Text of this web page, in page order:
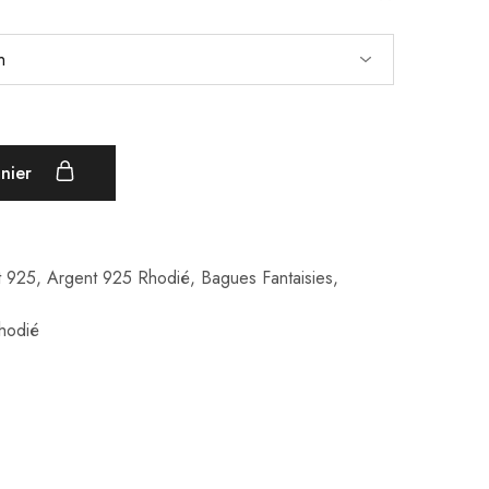
925, Argent 925 Rhodié, Bagues Fantaisies,